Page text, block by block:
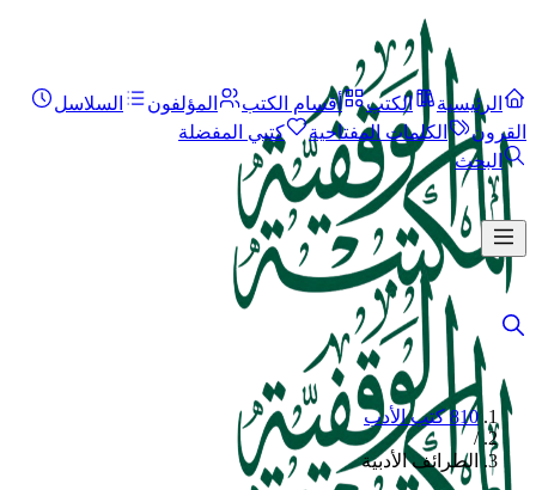
الرئيسية الكتب أقسام الكتب المؤلفون
السلاسل
القرون
الكلمات المفتاحية
كتبي المفضلة
البحث
810 كتب الأدب
/
الطرائف الأدبية